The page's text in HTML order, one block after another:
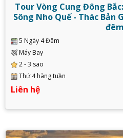
Tour Vòng Cung Đông
Sông Nho Quế - Thác Bản
đêm
5 Ngày 4 Đêm
Máy Bay
2 - 3 sao
Thứ 4 hàng tuần
Liên hệ